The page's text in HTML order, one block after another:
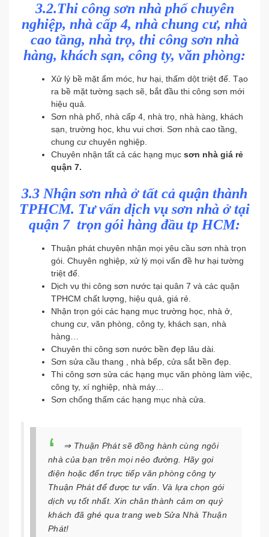
3.2.Thi công sơn nhà phố chuyên
nghiệp, nhà cấp 4, nhà chung cư, nhà
cao tầng, nhà trọ, thi công sơn nhà
hàng, khách sạn, công ty, văn phòng:
Xử lý bề mặt ẩm móc, hư hại, thấm dột triệt để. Tạo
ra bề mặt tường sạch sẽ, bắt đầu thi công sơn mới
hiệu quả.
Sơn nhà phố, nhà cấp 4, nhà trọ, nhà hàng, khách
sạn, trường học, khu vui chơi. Sơn nhà cao tầng,
chung cư chuyên nghiệp.
Chuyên nhận tất cả các hạng mục sơn nhà giá rẻ
quận 7.
3.3 Nhận sơn nhà ở tất cả quận thành
TPHCM. Tư vấn dịch vụ sơn nhà ở tại
quận 7 trọn gói hàng đầu tp HCM:
Thuận phát chuyên nhận mọi yêu cầu sơn nhà trọn
gói. Chuyên nghiệp, xử lý mọi vấn đề hư hại tường
triệt để.
Dịch vụ thi công sơn nước tại quân 7 và các quận
TPHCM chất lượng, hiệu quả, giá rẻ.
Nhận trọn gói các hạng mục trường học, nhà ở,
chung cư, văn phòng, công ty, khách sạn, nhà
hàng…
Chuyên thi công sơn nước bền đẹp lâu dài.
Sơn sửa cầu thang , nhà bếp, cửa sắt bền đẹp.
Thi công sơn sửa các hạng mục văn phòng làm việc,
công ty, xí nghiệp, nhà máy…
Sơn chống thấm các hạng mục nhà cửa.
⇒ Thuận Phát sẽ đồng hành cùng ngôi
nhà của bạn trên mọi nẻo đường. Hãy gọi
điện hoặc đến trực tiếp văn phòng công ty
Thuận Phát để được tư vấn. Và lựa chọn gói
dịch vụ tốt nhất. Xin chân thành cảm ơn quý
khách đã ghé qua trang web Sửa Nhà Thuận
Phát!